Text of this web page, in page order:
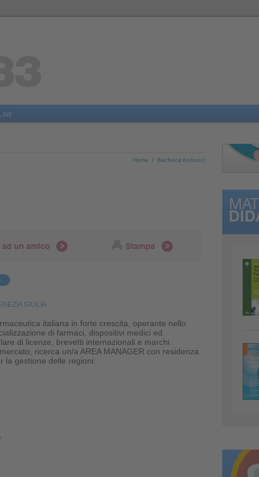
Home / Bacheca Annunci
GIULIA
italiana in forte crescita, operante nello
di farmaci, dispositivi medici ed
di licenze, brevetti internazionali e marchi
ricerca un/a AREA MANAGER con residenza
la gestione delle regioni: